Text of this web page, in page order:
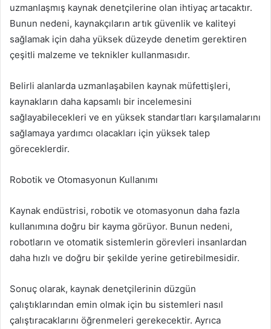
uzmanlaşmış kaynak denetçilerine olan ihtiyaç artacaktır.
Bunun nedeni, kaynakçıların artık güvenlik ve kaliteyi
sağlamak için daha yüksek düzeyde denetim gerektiren
çeşitli malzeme ve teknikler kullanmasıdır.
Belirli alanlarda uzmanlaşabilen kaynak müfettişleri,
kaynakların daha kapsamlı bir incelemesini
sağlayabilecekleri ve en yüksek standartları karşılamalarını
sağlamaya yardımcı olacakları için yüksek talep
göreceklerdir.
Robotik ve Otomasyonun Kullanımı
Kaynak endüstrisi, robotik ve otomasyonun daha fazla
kullanımına doğru bir kayma görüyor. Bunun nedeni,
robotların ve otomatik sistemlerin görevleri insanlardan
daha hızlı ve doğru bir şekilde yerine getirebilmesidir.
Sonuç olarak, kaynak denetçilerinin düzgün
çalıştıklarından emin olmak için bu sistemleri nasıl
çalıştıracaklarını öğrenmeleri gerekecektir. Ayrıca